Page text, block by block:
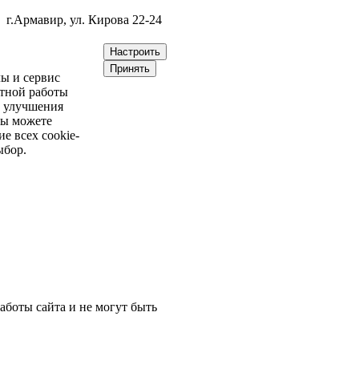
г.Армавир, ул. Кирова 22-24
и сервис
работы
улучшения
можете
всех cookie-
Настроить
Принять
сайта и не могут быть